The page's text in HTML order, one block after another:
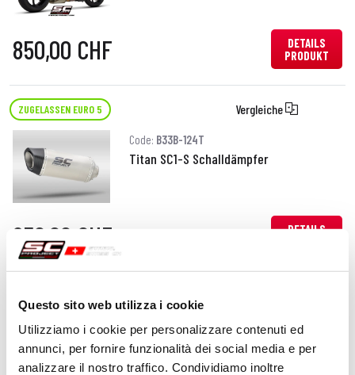
Questo sito web utilizza i cookie
Utilizziamo i cookie per personalizzare contenuti ed
annunci, per fornire funzionalità dei social media e per
analizzare il nostro traffico. Condividiamo inoltre
850,00 CHF
DETAILS
PRODUKT
ZUGELASSEN EURO 5 Vergleiche
Code: B33B-124T
Titan SC1-S Schalldämpfer
850,00 CHF
DETAILS
Code:B33B-90C
Kohlefaser SC1-R Schalldämpfer